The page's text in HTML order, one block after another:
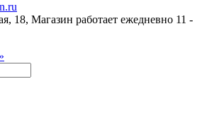
18, Магазин работает ежедневно 11 -